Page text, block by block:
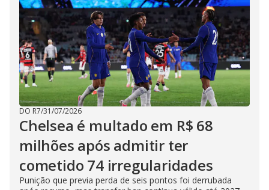
DO R7/31/07/2026
Chelsea é multado em R$ 68
milhões após admitir ter
cometido 74 irregularidades
Punição que previa perda de seis pontos foi derrubada